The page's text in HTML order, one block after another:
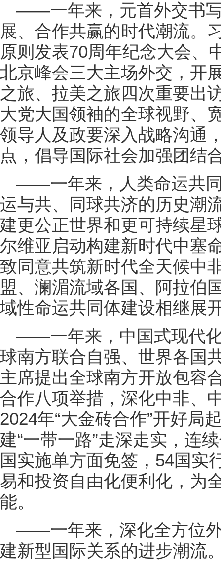
——一年来，元首外交书
展、合作共赢的时代潮流。
原则发表70周年纪念大会、
北京峰会三大主场外交，开
之旅、拉美之旅四次重要出
大党大国领袖的全球视野、
领导人及政要深入战略沟通
点，倡导国际社会加强团结
——一年来，人类命运共
运与共、同球共济的历史潮
建更公正世界和更可持续星
尔维亚启动构建新时代中塞
致同意共筑新时代全天候中
盟、澜湄流域各国、阿拉伯
域性命运共同体建设相继展
——一年来，中国式现代
球南方联合自强、世界各国
主席提出全球南方开放包容
合作八项举措，深化中非、
2024年“大金砖合作”开好局
建“一带一路”走深走实，连
国实施单方面免签，54国实
易和投资自由化便利化，为
能。
——一年来，深化全方位
建新型国际关系的进步潮流